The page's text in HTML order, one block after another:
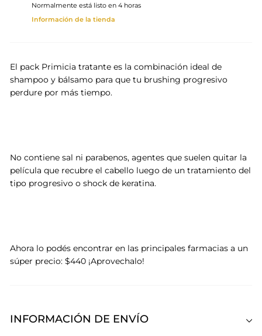
Normalmente está listo en 4 horas
Información de la tienda
El pack Primicia tratante es la combinación ideal de
shampoo y bálsamo para que tu brushing progresivo
perdure por más tiempo.
No contiene sal ni parabenos, agentes que suelen quitar la
película que recubre el cabello luego de un tratamiento del
tipo progresivo o shock de keratina.
Ahora lo podés encontrar en las principales farmacias a un
súper precio: $440 ¡Aprovechalo!
INFORMACIÓN DE ENVÍO